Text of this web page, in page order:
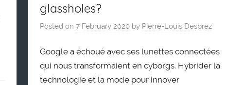
glassholes?
Posted on7 February 2020 by Pierre-Louis Desprez
Google a échoué avec ses lunettes connectées
qui nous transformaient en cyborgs. Hybrider la
technologie et la mode pour innover